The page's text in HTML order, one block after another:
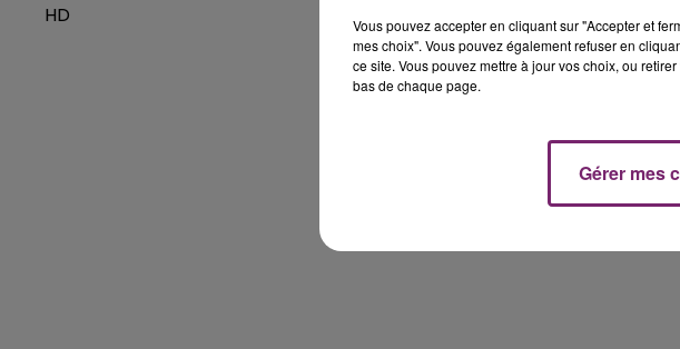
HD
Vous pouvez accepter en cliquant sur "Accepter et
mes choix". Vous pouvez également refuser en
ce site. Vous pouvez mettre à jour vos choix, ou
bas de chaque page.
Gérer mes